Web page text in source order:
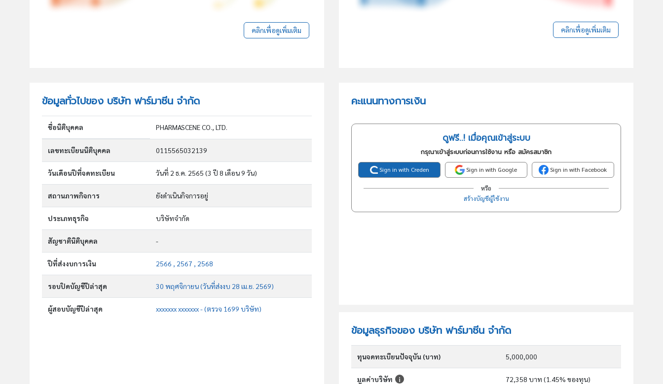
คลิกเพื่อดูเพิ่มเติม คลิกเพื่อดูเพิ่มเติม
ข้อมูลทั่วไปของ บริษัท ฟาร์มาซีน จำกัด
ชื่อนิติบุคคล PHARMASCENE CO., LTD.
เลขทะเบียนนิติบุคคล 0115565032139
วันเดือนปีที่จดทะเบียน วันที่ 2 ธ.ค. 2565 (3 ปี 8 เดือน 9 วัน)
สถานภาพกิจการ ยังดำเนินกิจการอยู่
ประเภทธุรกิจ บริษัทจำกัด
สัญชาตินิติบุคคล -
ปีที่ส่งงบการเงิน 2566 , 2567 , 2568
รอบปิดบัญชีปีล่าสุด 30 พฤศจิกายน (วันที่ส่งงบ 28 เม.ย. 2569)
ผู้สอบบัญชีปีล่าสุด xxxxxxx xxxxxxx - (ตรวจ 1699 บริษัท)
คะแนนทางการเงิน
ดูฟรี..! เมื่อคุณเข้าสู่ระบบ
กรุณาเข้าสู่ระบบก่อนการใช้งาน หรือ สมัครสมาชิก
Sign in with Creden Sign in with Google Sign in with Facebook
หรือ
สร้างบัญชีผู้ใช้งาน
ข้อมูลธุรกิจของ บริษัท ฟาร์มาซีน จำกัด
ทุนจดทะเบียนปัจจุบัน (บาท) 5,000,000
มูลค่าบริษัท 72,358 บาท (1.45% ของทุน)